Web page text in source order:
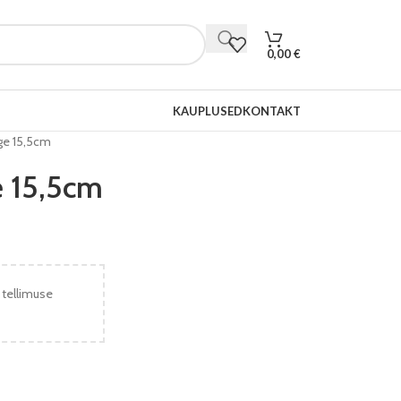
0,00€
KAUPLUSEDKONTAKT
15,5cm